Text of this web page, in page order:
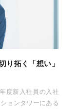
り拓く「想い」
度新入社員の入社
ョンタワーにある